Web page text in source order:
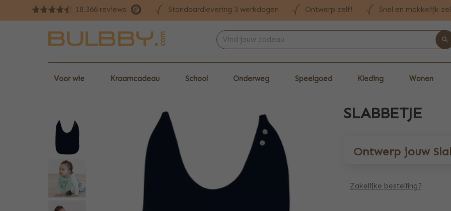
18.366 reviews Standaardlevering 3 werkdagen Ontwerp zelf! Snel en makkelijk
Voor wie Kraamcadeau School Onderweg Speelgoed Kleding Wonen
SLABBETJE
Ontwerp jouw
Zakelijke bestelling?